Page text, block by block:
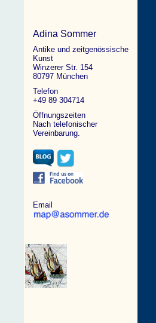
Adina Sommer
Antike und zeitgenössische
Kunst
Winzerer Str. 154
80797 München
Telefon
+49 89 304714
Öffnungszeiten
Nach telefonischer
Vereinbarung.
Email